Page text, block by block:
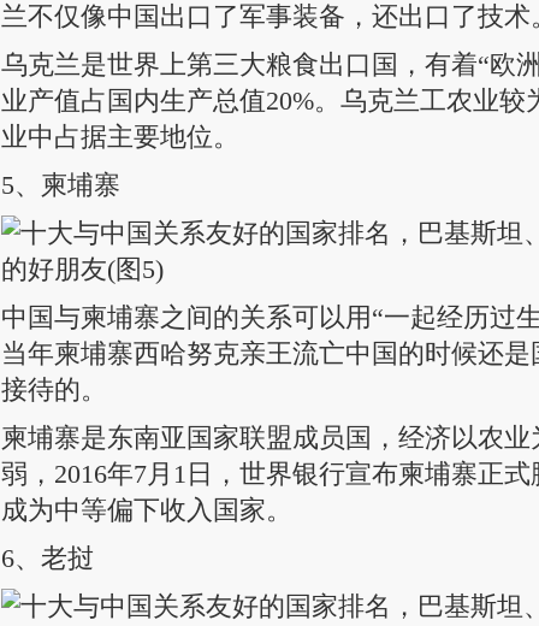
兰不仅像中国出口了军事装备，还出口了技术
乌克兰是世界上第三大粮食出口国，有着“欧
业产值占国内生产总值20%。乌克兰工农业较
业中占据主要地位。
5、柬埔寨
中国与柬埔寨之间的关系可以用“一起经历过
当年柬埔寨西哈努克亲王流亡中国的时候还
接待的。
柬埔寨是东南亚国家联盟成员国，经济以农
弱，2016年7月1日，世界银行宣布柬埔寨正
成为中等偏下收入国家。
6、老挝